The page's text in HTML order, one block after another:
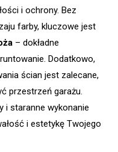
i ochrony. Bez
farby, kluczowe jest
– dokładne
Dodatkowo,
ścian jest zalecane,
przestrzeń garażu.
i staranne wykonanie
i estetykę Twojego